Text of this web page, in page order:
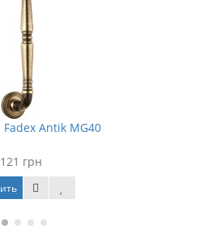
Fadex Antik MG40
грн